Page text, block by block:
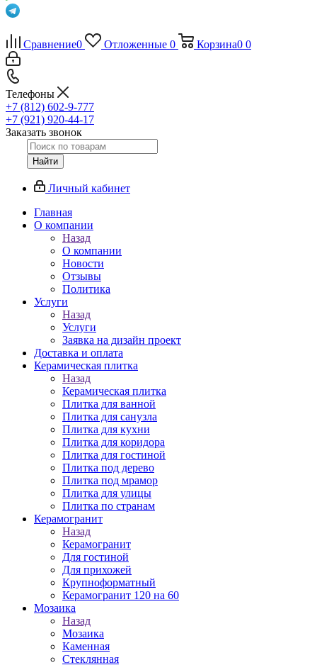
Сравнение0 Отложенные 0 Корзина0 0
Телефоны
+7 (812) 602-9-777
+7 (921) 920-44-17
Заказать звонок
Найти
Личный кабинет
Главная
О компании
Назад
О компании
Новости
Отзывы
Политика
Услуги
Назад
Услуги
Заявка на дизайн проект
Доставка и оплата
Керамическая плитка
Назад
Керамическая плитка
Плитка для ванной
Плитка для санузла
Плитка для кухни
Плитка для коридора
Плитка для гостиной
Плитка под дерево
Плитка под мрамор
Плитка для улицы
Плитка по странам
Керамогранит
Назад
Керамогранит
Для гостиной
Для прихожей
Крупноформатный
Керамогранит 120 на 60
Мозаика
Назад
Мозаика
Каменная
Стеклянная